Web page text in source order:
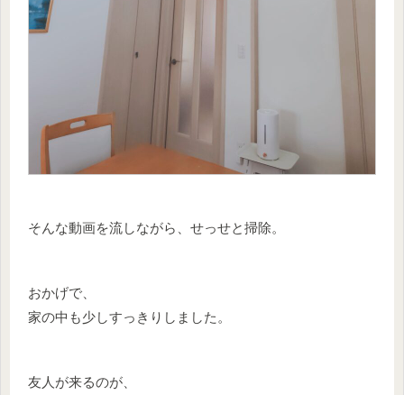
そんな動画を流しながら、せっせと掃除。
おかげで、
家の中も少しすっきりしました。
友人が来るのが、